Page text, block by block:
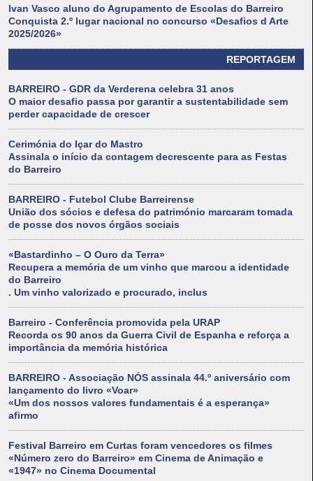
Ivan Vasco aluno do Agrupamento de Escolas do Barreiro
Conquista 2.º lugar nacional no concurso «Desafios d Arte
2025/2026»
REPORTAGEM
BARREIRO - GDR da Verderena celebra 31 anos
O maior desafio passa por garantir a sustentabilidade sem
perder capacidade de crescer
Cerimónia do Içar do Mastro
Assinala o início da contagem decrescente para as Festas
do Barreiro
BARREIRO - Futebol Clube Barreirense
União dos sócios e defesa do património marcaram tomada
de posse dos novos órgãos sociais
«Bastardinho – O Ouro da Terra»
Recupera a memória de um vinho que marcou a identidade
do Barreiro
. Um vinho valorizado e procurado, inclus
Barreiro - Conferência promovida pela URAP
Recorda os 90 anos da Guerra Civil de Espanha e reforça a
importância da memória histórica
BARREIRO - Associação NÓS assinala 44.º aniversário com
lançamento do livro «Voar»
«Um dos nossos valores fundamentais é a esperança»
afirmo
Festival Barreiro em Curtas foram vencedores os filmes
«Número zero do Barreiro» em Cinema de Animação e
«1947» no Cinema Documental